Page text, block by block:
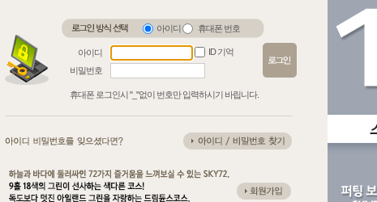
아이디 휴대폰 번호
아이디
ID 기억
비밀번호
휴대폰 로그인시 "_"없이 번호만 입력하시기 바립니다.